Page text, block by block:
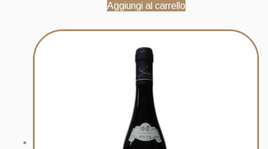
Aggiungi al carrello